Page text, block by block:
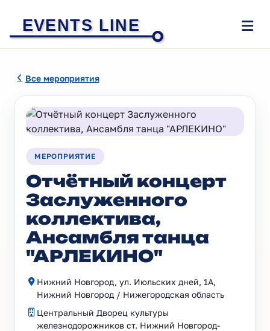
EVENTS LINE
Все мероприятия
МЕРОПРИЯТИЕ
Отчётный концерт
Заслуженного
коллектива,
Ансамбля танца
"АРЛЕКИНО"
Нижний Новгород, ул. Июльских дней, 1А,
Нижний Новгород / Нижегородская область
Центральный Дворец культуры
железнодорожников ст. Нижний Новгород-